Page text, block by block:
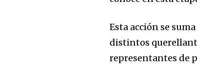
Esta acción se
distintos
representantes de